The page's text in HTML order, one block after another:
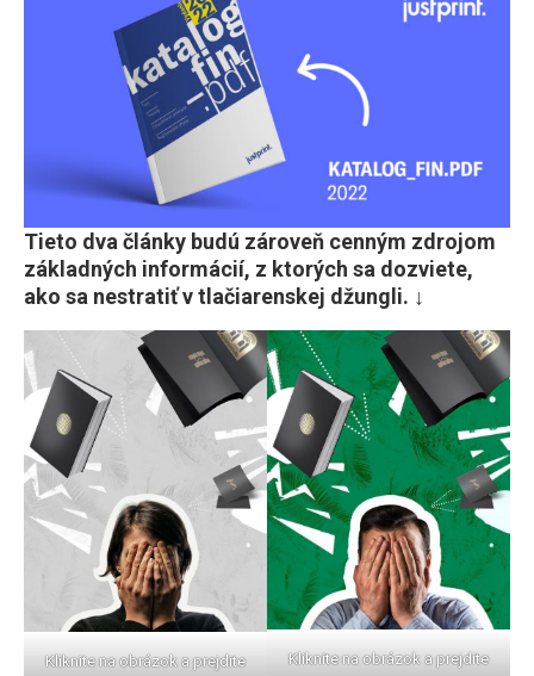
Tieto dva články budú zároveň cenným zdrojom
základných informácií, z ktorých sa dozviete,
ako sa nestratiť v tlačiarenskej džungli. ↓
Kliknite na obrázok a prejdite
Kliknite na obrázok a prejdite